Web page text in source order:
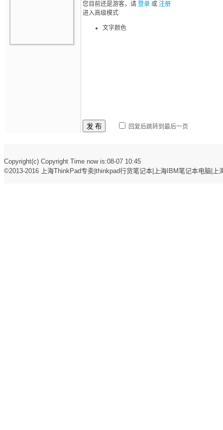
您目前还是游客，请 登录 或 注册
进入高级模式
文字颜色
发 布 回复后跳转到最后一页
Copyright(c) Copyright Time now is:08-07 10:45
©2013-2016
上海ThinkPad专卖|thinkpad行货笔记本|上海IBM笔记本电脑|上